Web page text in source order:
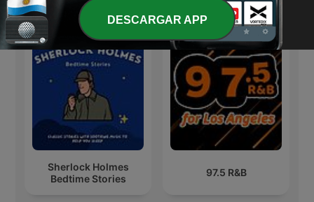
Más podcasts internacionales de Arte
Sherlock Holmes
Bedtime Stories
97.5 R&B
DESCARGAR APP